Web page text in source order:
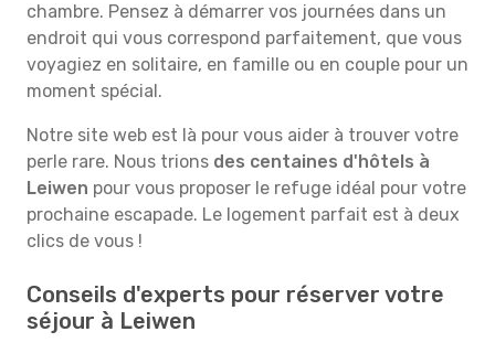
chambre. Pensez à démarrer vos journées dans un
endroit qui vous correspond parfaitement, que vous
voyagiez en solitaire, en famille ou en couple pour un
moment spécial.
Notre site web est là pour vous aider à trouver votre
perle rare. Nous trions des centaines d'hôtels à
Leiwen pour vous proposer le refuge idéal pour votre
prochaine escapade. Le logement parfait est à deux
clics de vous !
Conseils d'experts pour réserver votre
séjour à Leiwen